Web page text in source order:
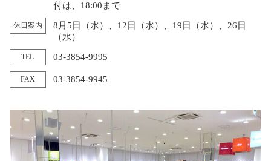
付は、18:00まで
休日案内
8月5日（水）、12日（水）、19日（水）、26日
（水）
TEL 03-3854-9995
FAX 03-3854-9945